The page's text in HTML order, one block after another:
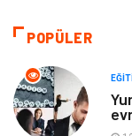
Moda
Makine
Elektronik
POPÜLER